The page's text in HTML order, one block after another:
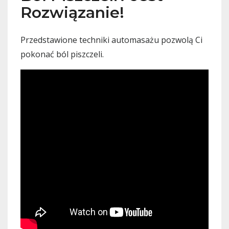
Rozwiązanie!
Przedstawione techniki automasażu pozwolą Ci
pokonać ból piszczeli.